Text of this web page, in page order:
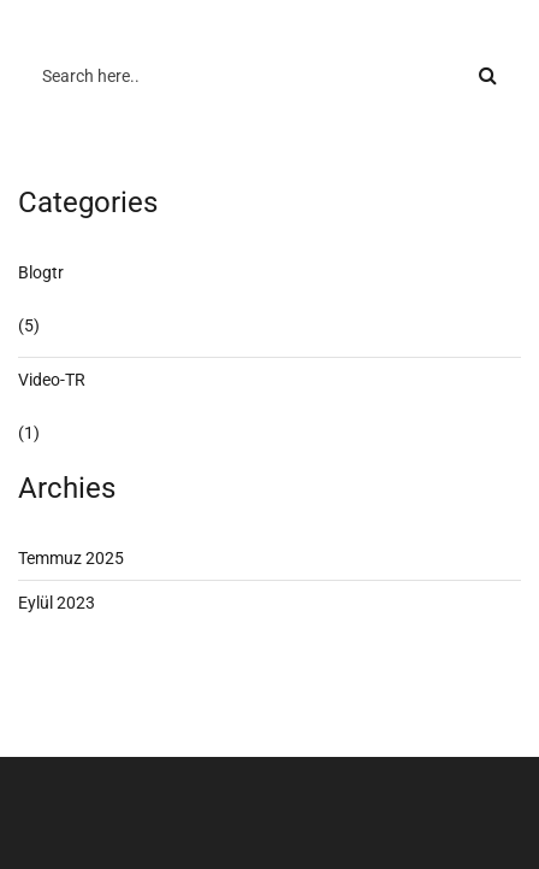
Categories
Blogtr
(5)
Video-TR
(1)
Archies
Temmuz 2025
Eylül 2023